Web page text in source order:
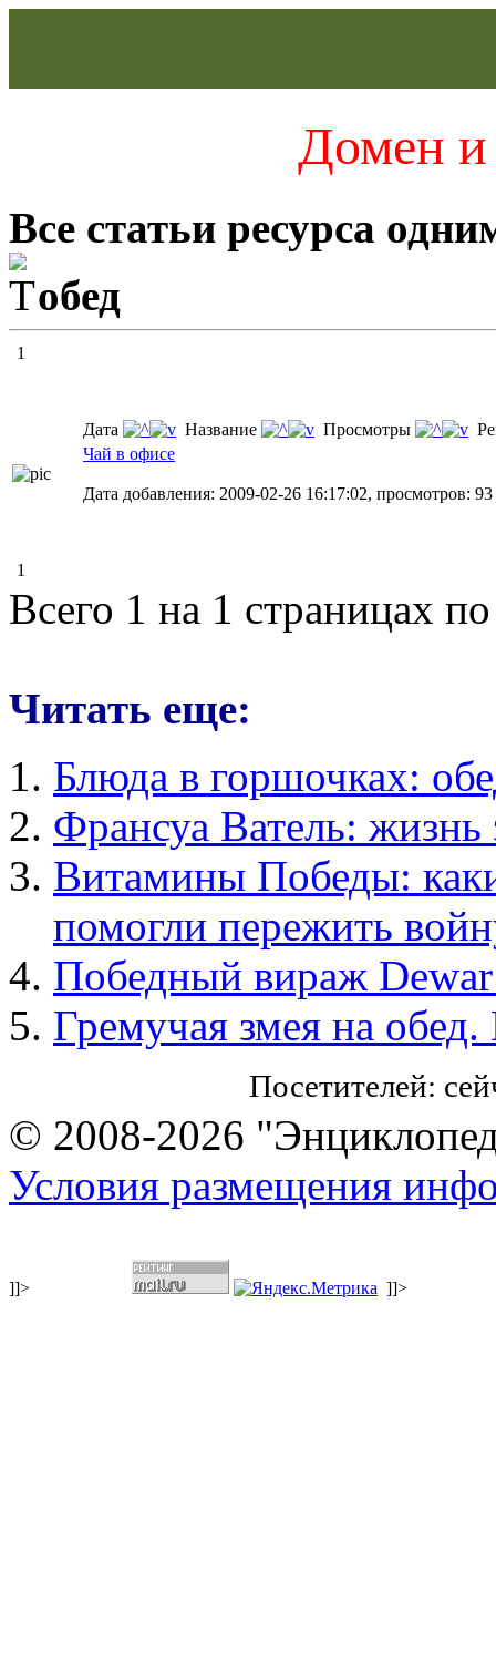
Домен и
Все статьи ресурса
обед
1
Дата Название Просмотры
Чай в офисе
Дата добавления: 2009-02-26 16:17:02, просмотров: 93
1
Всего 1 на 1 страницах
Читать еще:
Блюда в горшочках:
Франсуа Ватель: жизнь
Витамины Победы:
помогли пережить
Победный вираж
Гремучая змея на
Посетителей:
© 2008-2026
Условия размещения
]]> ]]>